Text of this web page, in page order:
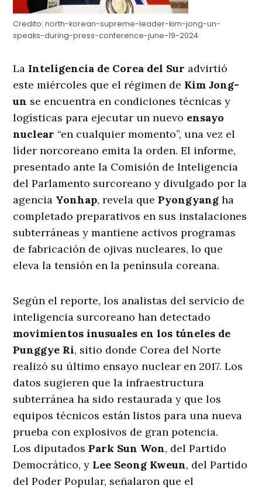
Credito: north-korean-supreme-leader-kim-jong-un-
speaks-during-press-conference-june-19-2024
La Inteligencia de Corea del Sur advirtió
este miércoles que el régimen de Kim Jong-
un se encuentra en condiciones técnicas y
logísticas para ejecutar un nuevo ensayo
nuclear “en cualquier momento”, una vez el
líder norcoreano emita la orden. El informe,
presentado ante la Comisión de Inteligencia
del Parlamento surcoreano y divulgado por la
agencia Yonhap, revela quePyongyang ha
completado preparativos en sus instalaciones
subterráneas y mantiene activos programas
de fabricación de ojivas nucleares, lo que
eleva la tensión en la península coreana.
Según el reporte, los analistas del servicio de
inteligencia surcoreano han detectado
movimientos inusuales en los túneles de
Punggye Ri, sitio donde Corea del Norte
realizó su último ensayo nuclear en 2017. Los
datos sugieren que la infraestructura
subterránea ha sido restaurada y que los
equipos técnicos están listos para una nueva
prueba con explosivos de gran potencia.
Los diputadosPark Sun Won, del Partido
Democrático, y Lee Seong Kweun, del Partido
del Poder Popular, señalaron que el